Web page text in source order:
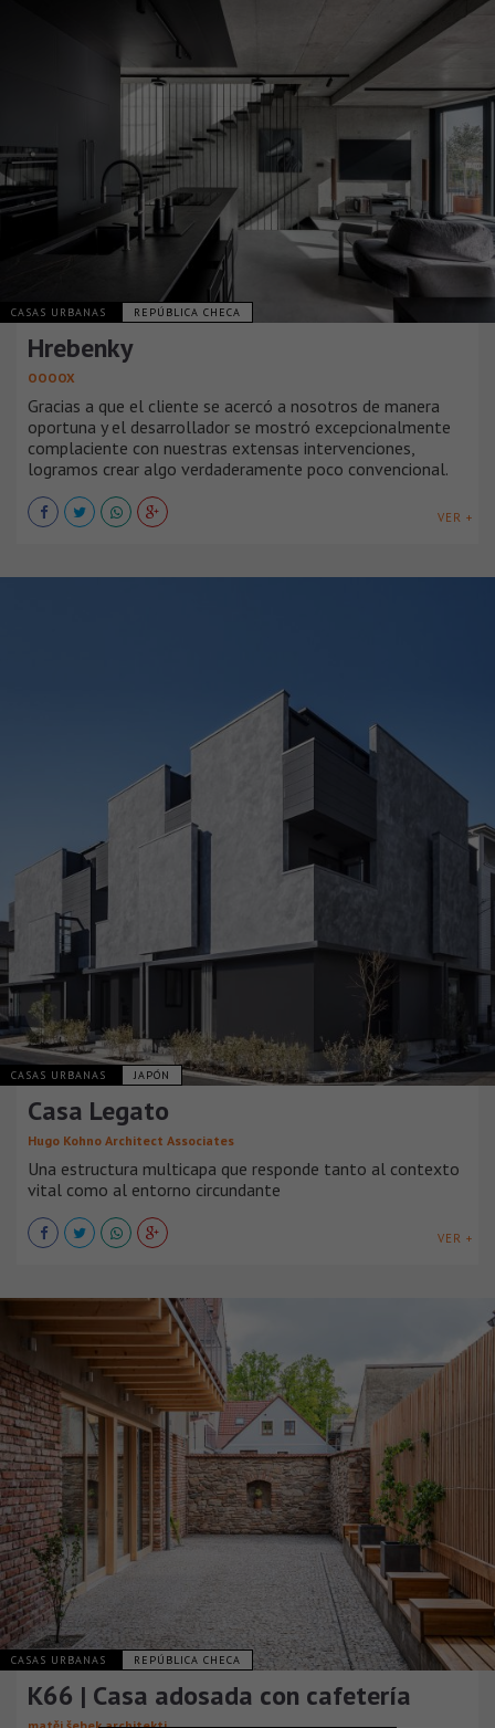
CASAS URBANAS REPÚBLICA CHECA
Hrebenky
OOOOX
Gracias a que el cliente se acercó a nosotros de manera
oportuna y el desarrollador se mostró excepcionalmente
complaciente con nuestras extensas intervenciones,
logramos crear algo verdaderamente poco convencional.
VER +
CASAS URBANAS JAPÓN
Casa Legato
Hugo Kohno Architect Associates
Una estructura multicapa que responde tanto al contexto
vital como al entorno circundante
VER +
CASAS URBANAS REPÚBLICA CHECA
K66 | Casa adosada con cafetería